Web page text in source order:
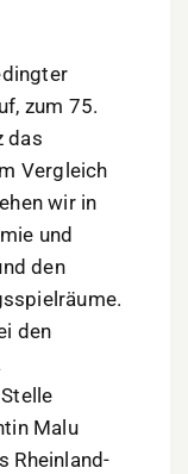
zum 75.
das
Vergleich
wir in
und
den
den
Malu
Rheinland-